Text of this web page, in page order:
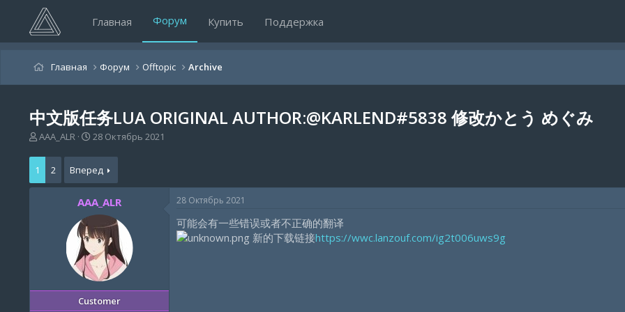
Главная Форум Купить Поддержка
Главная Форум Offtopic Archive
中文版任务LUA ORIGINAL AUTHOR:@KARLEND#5838 修改かとう めぐみ
А
т
р
AAA_ALR
Д
т
а
н
а
л
а
28 Октябрь 2021
1 2 Вперед
AAA_ALR
Customer
28 Октябрь 2021
可能会有一些错误或者不正确的翻译
新的下载链接https://wwc.lanzouf.com/ig2t006uws9g